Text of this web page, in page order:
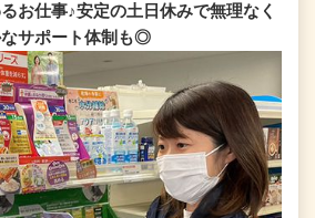
お仕事♪安定の土日休みで無理なく
サポート体制も◎